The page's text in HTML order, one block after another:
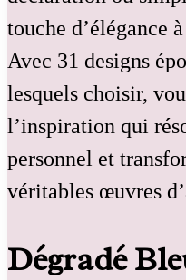
touche d’élégance
Avec 31 designs
lesquels choisir,
l’inspiration qui
personnel et
véritables œuvres
Dégradé